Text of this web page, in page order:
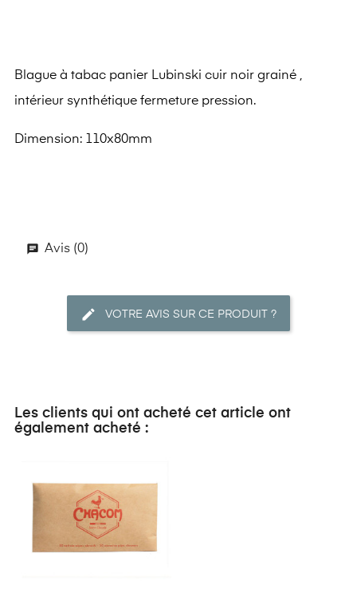
Blague à tabac panier Lubinski cuir noir grainé ,
intérieur synthétique fermeture pression.
Dimension: 110x80mm
Avis (0)
VOTRE AVIS SUR CE PRODUIT ?
Les clients qui ont acheté cet article ont
également acheté :